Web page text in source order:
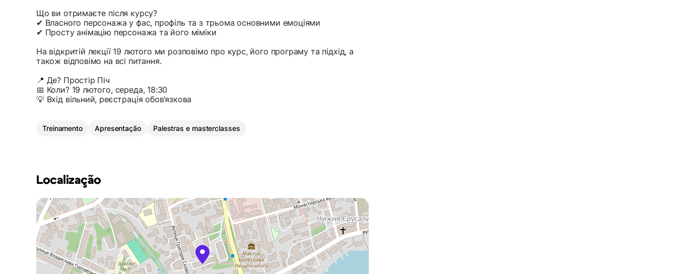
Що ви отримаєте після курсу?
✔ Власного персонажа у фас, профіль та з трьома основними емоціями
✔ Просту анімацію персонажа та його міміки
На відкритій лекції 19 лютого ми розповімо про курс, його програму та підхід, а
також відповімо на всі питання.
📍 Де? Простір Піч
📅 Коли? 19 лютого, середа, 18:30
💡 Вхід вільний, реєстрація обов’язкова
Treinamento Apresentação Palestras e masterclasses
Localização